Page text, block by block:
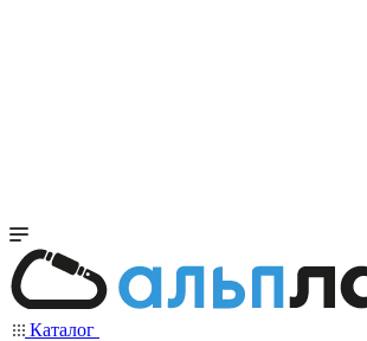
Каталог